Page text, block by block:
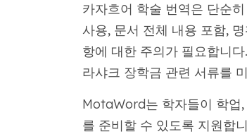
카자흐어 학술 번역은 단순
사용, 문서 전체 내용 포함,
항에 대한 주의가 필요합니
라샤크 장학금 관련 서류를
MotaWord는 학자들이 학업
를 준비할 수 있도록 지원합